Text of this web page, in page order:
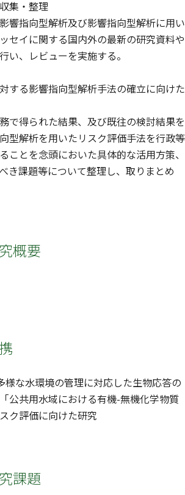
集・整理
響指向型解析及び影響指向型解析に用い
セイに関する国内外の最新の研究資料や
い、レビューを実施する。
する影響指向型解析手法の確立に向けた
で得られた結果、及び既往の検討結果を
型解析を用いたリスク評価手法を行政等
ことを念頭においた具体的な活用方策、
き課題等について整理し、取りまとめ
概要
様な水環境の管理に対応した生物応答の
公共用水域における有機-無機化学物質
ク評価に向けた研究
課題